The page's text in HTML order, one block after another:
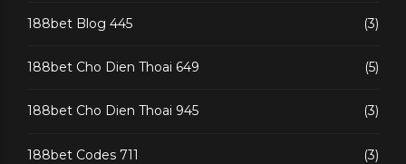
188bet Blog 445 (3)
188bet Cho Dien Thoai 649 (5)
188bet Cho Dien Thoai 945 (3)
188bet Codes 711 (3)